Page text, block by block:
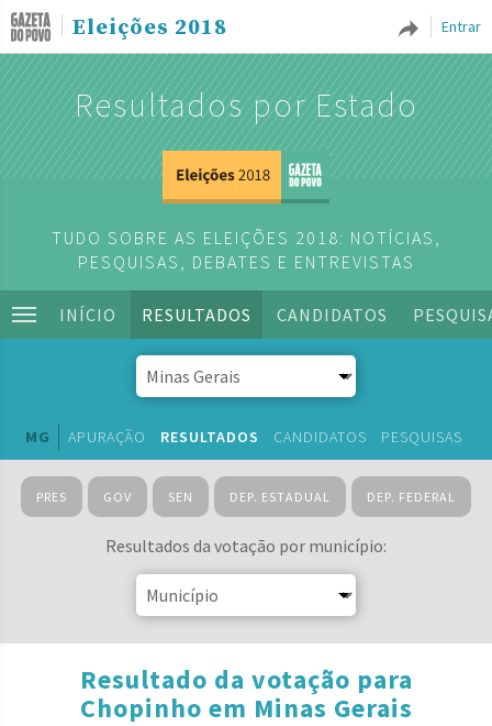
Entrar
Eleições 2018
Resultados por Estado
TUDO SOBRE AS ELEIÇÕES 2018: NOTÍCIAS,
PESQUISAS, DEBATES E ENTREVISTAS
INÍCIO RESULTADOS CANDIDATOS
MG APURAÇÃO RESULTADOS CANDIDATOS PESQUISAS
PRES GOV SEN DEP. ESTADUAL DEP. FEDERAL
Resultados da votação por município:
Resultado da votação para
Chopinho em Minas Gerais